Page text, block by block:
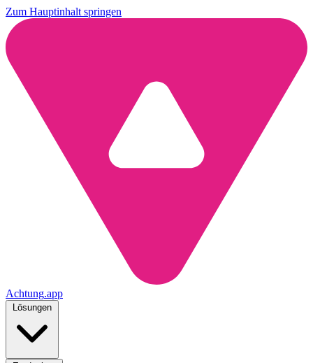
Zum Hauptinhalt springen
Achtung.app
Lösungen